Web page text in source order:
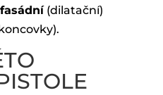
(dilatační)